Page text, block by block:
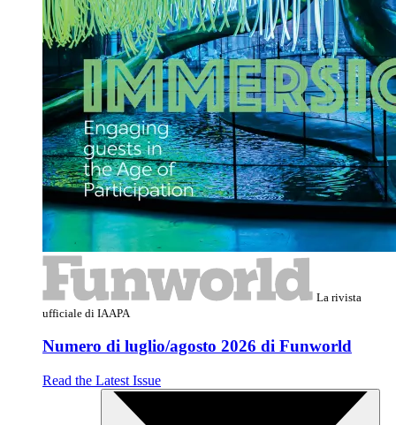
La rivista
ufficiale di IAAPA
Numero di luglio/agosto 2026 di Funworld
Read the Latest Issue